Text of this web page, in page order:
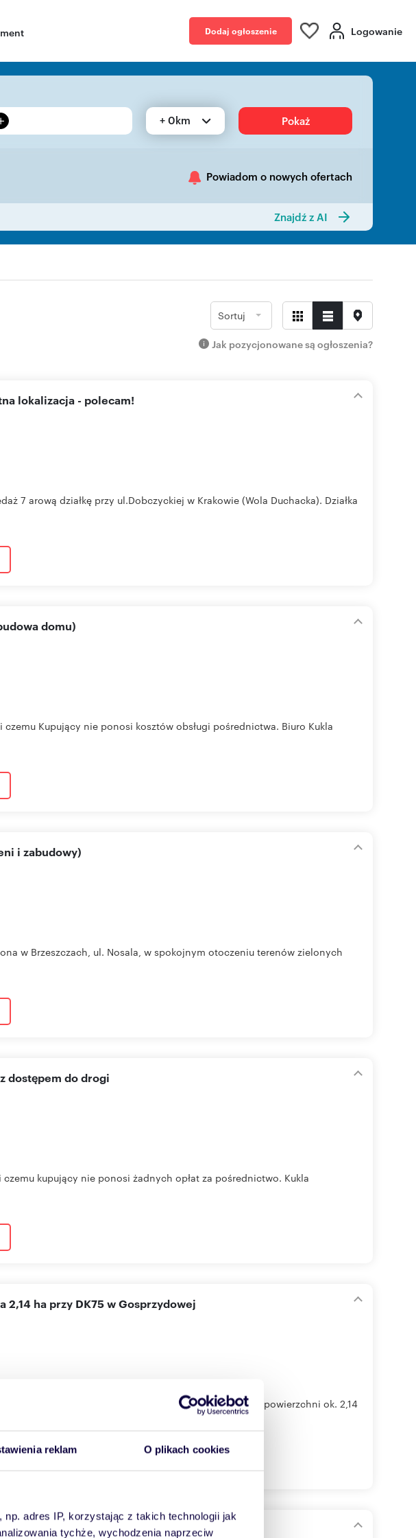
reklam O plikach cookies
np. adres IP, korzystając z takich technologii jak
tychże, wychodzenia naprzeciw
Dodaj ogłoszenie Logowanie
+ 0km Pokaż
Powiadom o nowych ofertach
Znajdź z AI
Sortuj
Jak pozycjonowane są ogłoszenia?
lokalizacja - polecam!
7 arową działkę przy ul.Dobczyckiej w Krakowie (Wola Duchacka). Działka
domu)
Kupujący nie ponosi kosztów obsługi pośrednictwa. Biuro Kukla
i zabudowy)
w Brzeszczach, ul. Nosala, w spokojnym otoczeniu terenów zielonych
dostępem do drogi
kupujący nie ponosi żadnych opłat za pośrednictwo. Kukla
2,14 ha przy DK75 w Gosprzydowej
| 2,14 ha Na sprzedaż nieruchomość gruntowa o powierzchni ok. 2,14
terenowy